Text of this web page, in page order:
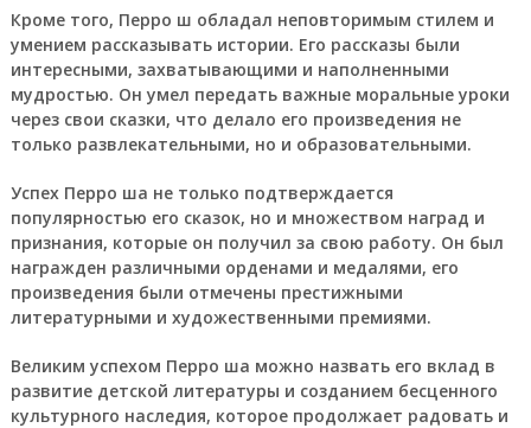
Кроме того, Перро ш обладал неповторимым стилем и
умением рассказывать истории. Его рассказы были
интересными, захватывающими и наполненными
мудростью. Он умел передать важные моральные уроки
через свои сказки, что делало его произведения не
только развлекательными, но и образовательными.
Успех Перро ша не только подтверждается
популярностью его сказок, но и множеством наград и
признания, которые он получил за свою работу. Он был
награжден различными орденами и медалями, его
произведения были отмечены престижными
литературными и художественными премиями.
Великим успехом Перро ша можно назвать его вклад в
развитие детской литературы и созданием бесценного
культурного наследия, которое продолжает радовать и